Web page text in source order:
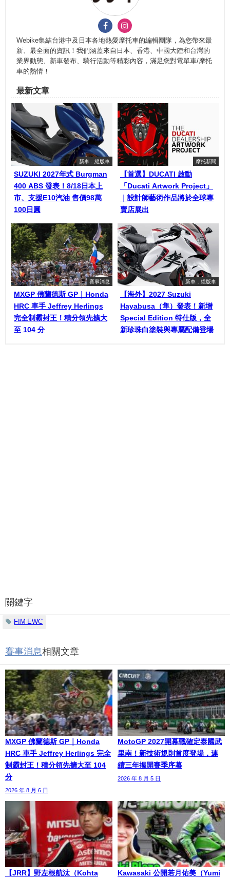
Webike集結台港中及日本各地熱愛摩托車的編輯團隊，為您帶來最
新、最全面的資訊！我們涵蓋來自日本、香港、中國大陸和台灣的
業界動態、新車發布、騎行活動等精彩內容，滿足您對電單車/摩托
車的熱情！
最新文章
新車．絕版車
SUZUKI 2027年式 Burgman
400 ABS 發表！8/18日本上
市、支援E10汽油 售價98萬
100日圓
摩托新聞
【首選】DUCATI 啟動
「Ducati Artwork Project」
｜設計師藝術作品將於全球專
賣店展出
賽事消息
MXGP 佛蘭德斯 GP｜Honda
HRC 車手 Jeffrey Herlings
完全制霸封王！積分領先擴大
至 104 分
新車．絕版車
【海外】2027 Suzuki
Hayabusa（隼）發表！新增
Special Edition 特仕版，全
新珍珠白塗裝與專屬配備登場
關鍵字
FIM EWC
賽事消息相關文章
MXGP 佛蘭德斯 GP｜Honda
HRC 車手 Jeffrey Herlings 完全
制霸封王！積分領先擴大至 104
分
2026 年 8 月 6 日
MotoGP 2027開幕戰確定泰國武
里南！新技術規則首度登場，連
續三年揭開賽季序幕
2026 年 8 月 5 日
【JRR】野左根航汰（Kohta
Kawasaki 公開若月佑美（Yumi